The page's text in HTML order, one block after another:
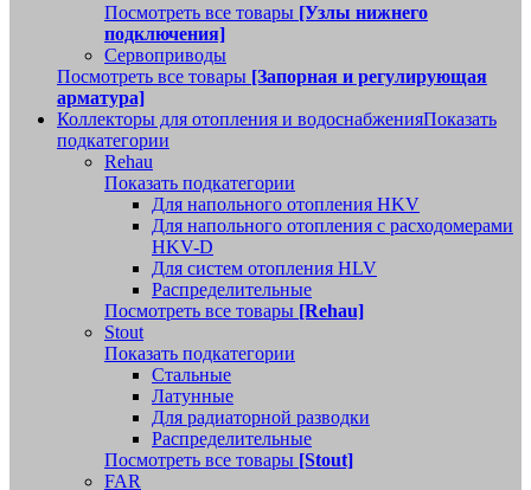
Посмотреть все товары [Узлы нижнего
подключения]
Сервоприводы
Посмотреть все товары [Запорная и регулирующая
арматура]
Коллекторы для отопления и водоснабженияПоказать
подкатегории
Rehau
Показать подкатегории
Для напольного отопления HKV
Для напольного отопления с расходомерами
HKV-D
Для систем отопления HLV
Распределительные
Посмотреть все товары [Rehau]
Stout
Показать подкатегории
Стальные
Латунные
Для радиаторной разводки
Распределительные
Посмотреть все товары [Stout]
FAR